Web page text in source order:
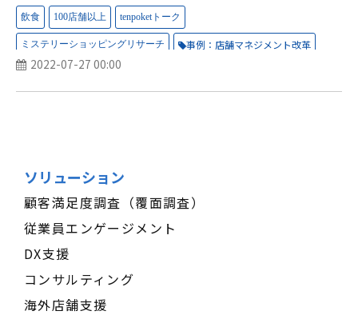
事例：店舗マネジメント改革
2022-07-27 00:00
ソリューション
顧客満足度調査（覆面調査）
従業員エンゲージメント
DX支援
コンサルティング
海外店舗支援